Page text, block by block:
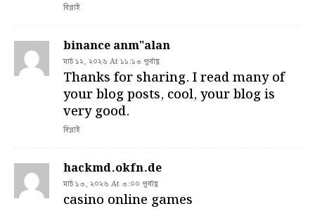
রিপ্লাই
binance anm"alan
মার্চ ১২, ২০২৬ At ১১:১৩ পূর্বাহ্ণ
Thanks for sharing. I read many of
your blog posts, cool, your blog is
very good.
রিপ্লাই
hackmd.okfn.de
মার্চ ১৩, ২০২৬ At ৩:০০ পূর্বাহ্ণ
casino online games